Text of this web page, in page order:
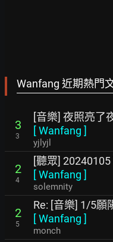
Wanfang 近期熱門
3
3
[音樂] 夜照亮了
[Wanfang ]
yjlyjl
2
4
[聽眾]
[Wanfang ]
solemnity
2
5
Re: [音樂] 1/5願
[Wanfang ]
monch